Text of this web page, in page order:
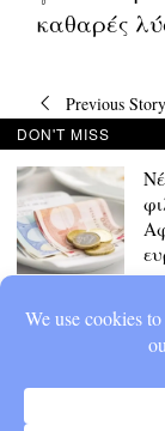
καθαρές
Πλοήγηση
άρθρων
Previous Story
DON'T MISS